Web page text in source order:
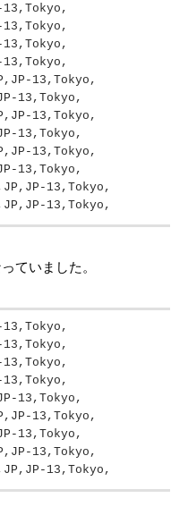
13,Tokyo,
13,Tokyo,
13,Tokyo,
13,Tokyo,
13,Tokyo,
13,Tokyo,
13,Tokyo,
13,Tokyo,
ていました。
13,Tokyo,
13,Tokyo,
13,Tokyo,
13,Tokyo,
13,Tokyo,